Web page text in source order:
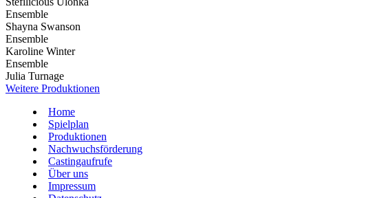
Ensemble
Shayna Swanson
Ensemble
Karoline Winter
Ensemble
Julia Turnage
Weitere Produktionen
Home
Spielplan
Produktionen
Nachwuchsförderung
Castingaufrufe
Über uns
Impressum